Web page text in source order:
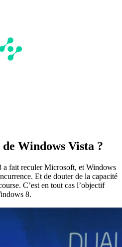
Windows Vista ?
fait reculer Microsoft, et Windows
Et de douter de la capacité
C’est en tout cas l’objectif
8.